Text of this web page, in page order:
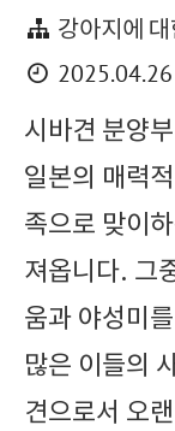
강아지에
2025.04.26
시바견 분양
일본의 매력
족으로 맞이
져옵니다. 그
움과 야성미
많은 이들의
견으로서 오